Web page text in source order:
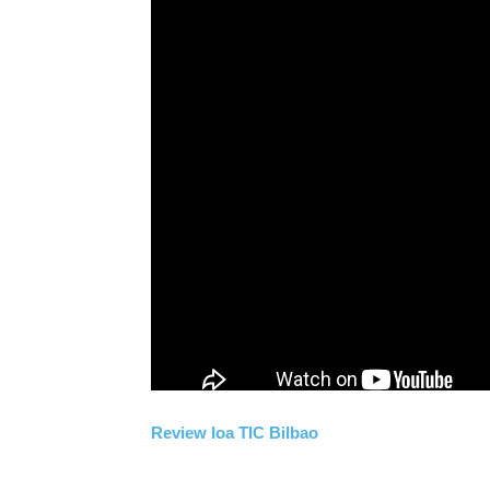
Review loa TIC Bilbao